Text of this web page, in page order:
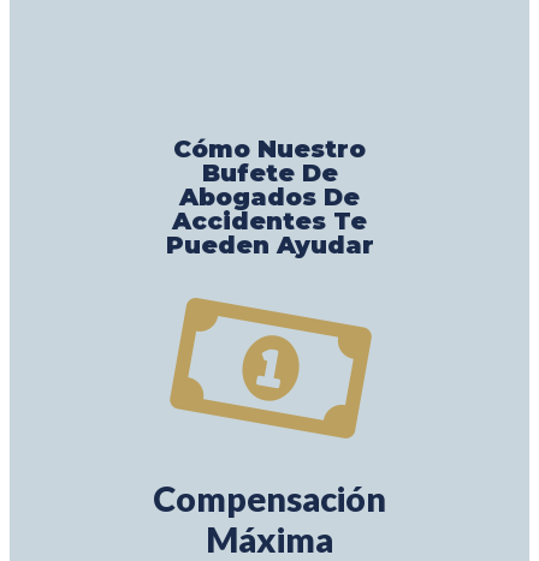
Cómo Nuestro
Bufete De
Abogados De
Accidentes Te
Pueden Ayudar
Compensación
Máxima